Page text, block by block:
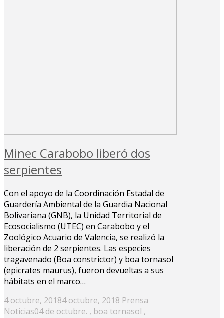
Minec Carabobo liberó dos
serpientes
Con el apoyo de la Coordinación Estadal de
Guardería Ambiental de la Guardia Nacional
Bolivariana (GNB), la Unidad Territorial de
Ecosocialismo (UTEC) en Carabobo y el
Zoológico Acuario de Valencia, se realizó la
liberación de 2 serpientes. Las especies
tragavenado (Boa constrictor) y boa tornasol
(epicrates maurus), fueron devueltas a sus
hábitats en el marco…
Posted
on
4 octubre, 20184 octubre, 2018 Prensa
Noticias04 de octubre. , boa tornasol ,